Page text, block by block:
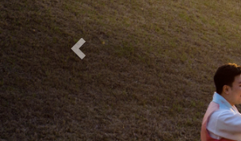
경주 /